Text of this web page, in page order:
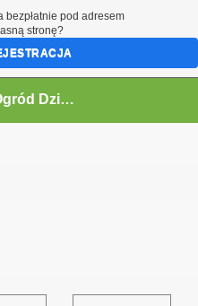
Najstarszy Ogród Działkowy w Polsce
bezpłatnie pod adresem
stronę?